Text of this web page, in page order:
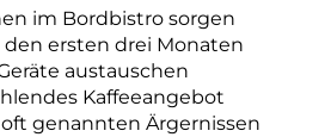
im Bordbistro sorgen
den ersten drei Monaten
austauschen
Kaffeeangebot
genannten Ärgernissen